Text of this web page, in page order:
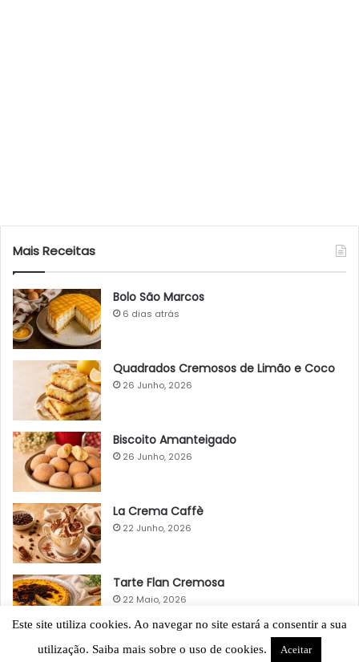
Mais Receitas
Bolo São Marcos
6 dias atrás
Quadrados Cremosos de Limão e Coco
26 Junho, 2026
Biscoito Amanteigado
26 Junho, 2026
La Crema Caffè
22 Junho, 2026
Tarte Flan Cremosa
22 Maio, 2026
Este site utiliza cookies. Ao navegar no site estará a consentir a sua
utilização. Saiba mais sobre o uso de cookies.
Aceitar